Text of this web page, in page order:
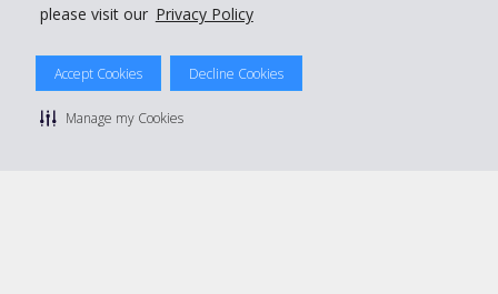
please visit our Privacy Policy
Accept Cookies Decline Cookies
Manage my Cookies
Politique de confidentialité
Conditions de location
Gérer mes cookies